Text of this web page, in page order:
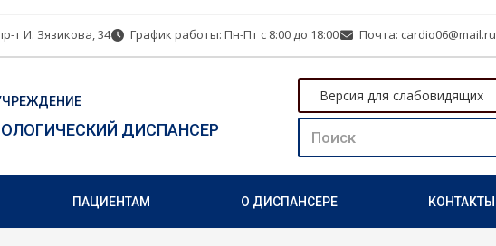
т И. Зязикова, 34 График работы: Пн-Пт с 8:00 до 18:00 Почта: cardio06@mail.ru
ДИСПАНСЕР
Версия для слабовидящих
ПАЦИЕНТАМ О ДИСПАНСЕРЕ КОНТАКТЫ